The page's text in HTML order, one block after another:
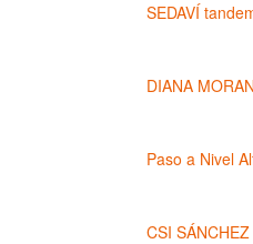
SEDAVÍ
DIANA
Paso a Nivel
CSI SÁNCHEZ